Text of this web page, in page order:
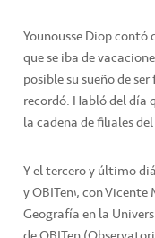
Younousse Diop contó
que se iba de
posible su sueño de
recordó. Habló del día
la cadena de filiales
Y el tercero y último
y OBITen’, con
Geografía en la